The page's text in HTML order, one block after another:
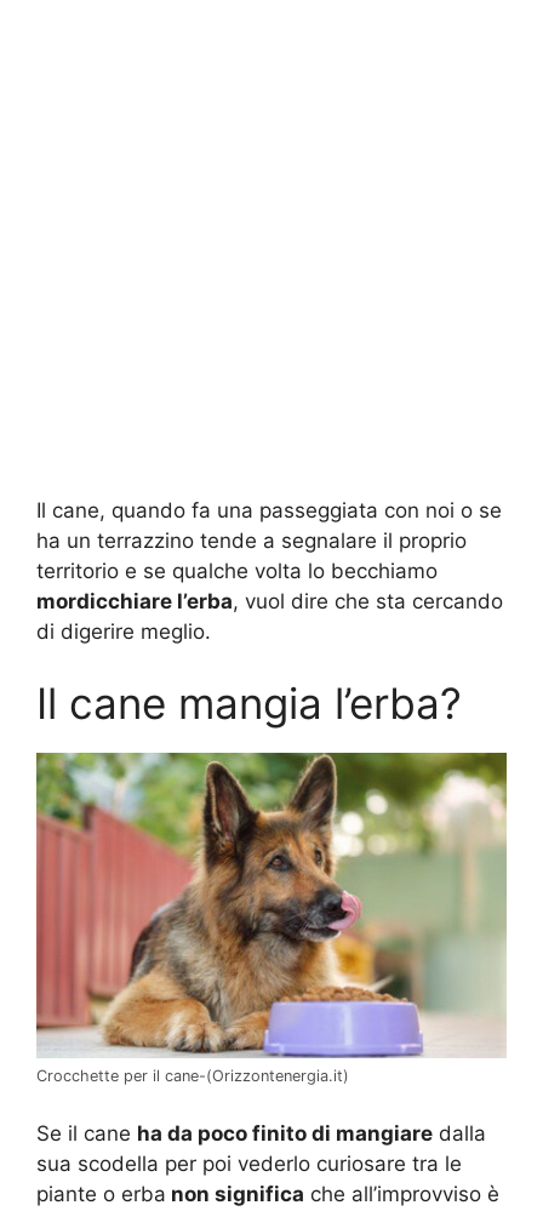
Il cane, quando fa una passeggiata con noi o se
ha un terrazzino tende a segnalare il proprio
territorio e se qualche volta lo becchiamo
mordicchiare l’erba, vuol dire che sta cercando
di digerire meglio.
Il cane mangia l’erba?
Crocchette per il cane-(Orizzontenergia.it)
Se il cane ha da poco finito di mangiare dalla
sua scodella per poi vederlo curiosare tra le
piante o erba non significa che all’improvviso è